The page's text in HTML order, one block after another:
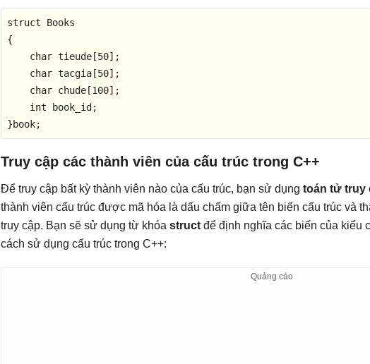
struct
Books
{
char tieude[50];
char tacgia[50];
char chude[100];
int book_id;
}book;
Truy cập các thành viên của cấu trúc trong C++
Để truy cập bất kỳ thành viên nào của cấu trúc, bạn sử dụng toán tử truy
thành viên cấu trúc được mã hóa là dấu chấm giữa tên biến cấu trúc và
truy cập. Bạn sẽ sử dụng từ khóa struct để định nghĩa các biến của kiểu
cách sử dụng cấu trúc trong C++: